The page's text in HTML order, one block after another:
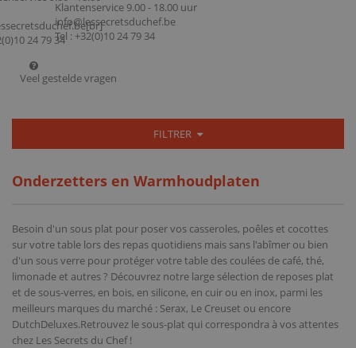
Klantenservice 9.00 - 18.00 uur
info@lessecretsduchef.be
Tel : +32(0)10 24 79 34
Veel gestelde vragen
FILTRER
Onderzetters en Warmhoudplaten
Besoin d'un sous plat pour poser vos casseroles, poêles et cocottes
sur votre table lors des repas quotidiens mais sans l'abîmer ou bien
d'un sous verre pour protéger votre table des coulées de café, thé,
limonade et autres ? Découvrez notre large sélection de reposes plat
et de sous-verres, en bois, en silicone, en cuir ou en inox, parmi les
meilleurs marques du marché : Serax, Le Creuset ou encore
DutchDeluxes.Retrouvez le sous-plat qui correspondra à vos attentes
chez Les Secrets du Chef !